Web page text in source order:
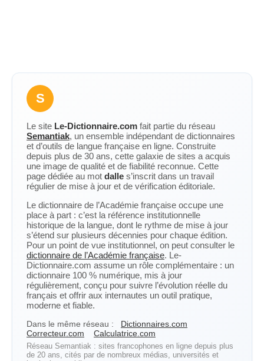
S
Le site Le-Dictionnaire.com fait partie du réseau
Semantiak, un ensemble indépendant de dictionnaires
et d’outils de langue française en ligne. Construite
depuis plus de 30 ans, cette galaxie de sites a acquis
une image de qualité et de fiabilité reconnue. Cette
page dédiée au mot dalle s’inscrit dans un travail
régulier de mise à jour et de vérification éditoriale.
Le dictionnaire de l’Académie française occupe une
place à part : c’est la référence institutionnelle
historique de la langue, dont le rythme de mise à jour
s’étend sur plusieurs décennies pour chaque édition.
Pour un point de vue institutionnel, on peut consulter le
dictionnaire de l’Académie française. Le-
Dictionnaire.com assume un rôle complémentaire : un
dictionnaire 100 % numérique, mis à jour
régulièrement, conçu pour suivre l’évolution réelle du
français et offrir aux internautes un outil pratique,
moderne et fiable.
Dans le même réseau :
Dictionnaires.com
Correcteur.com
Calculatrice.com
Réseau Semantiak : sites francophones en ligne depuis plus
de 20 ans, cités par de nombreux médias, universités et